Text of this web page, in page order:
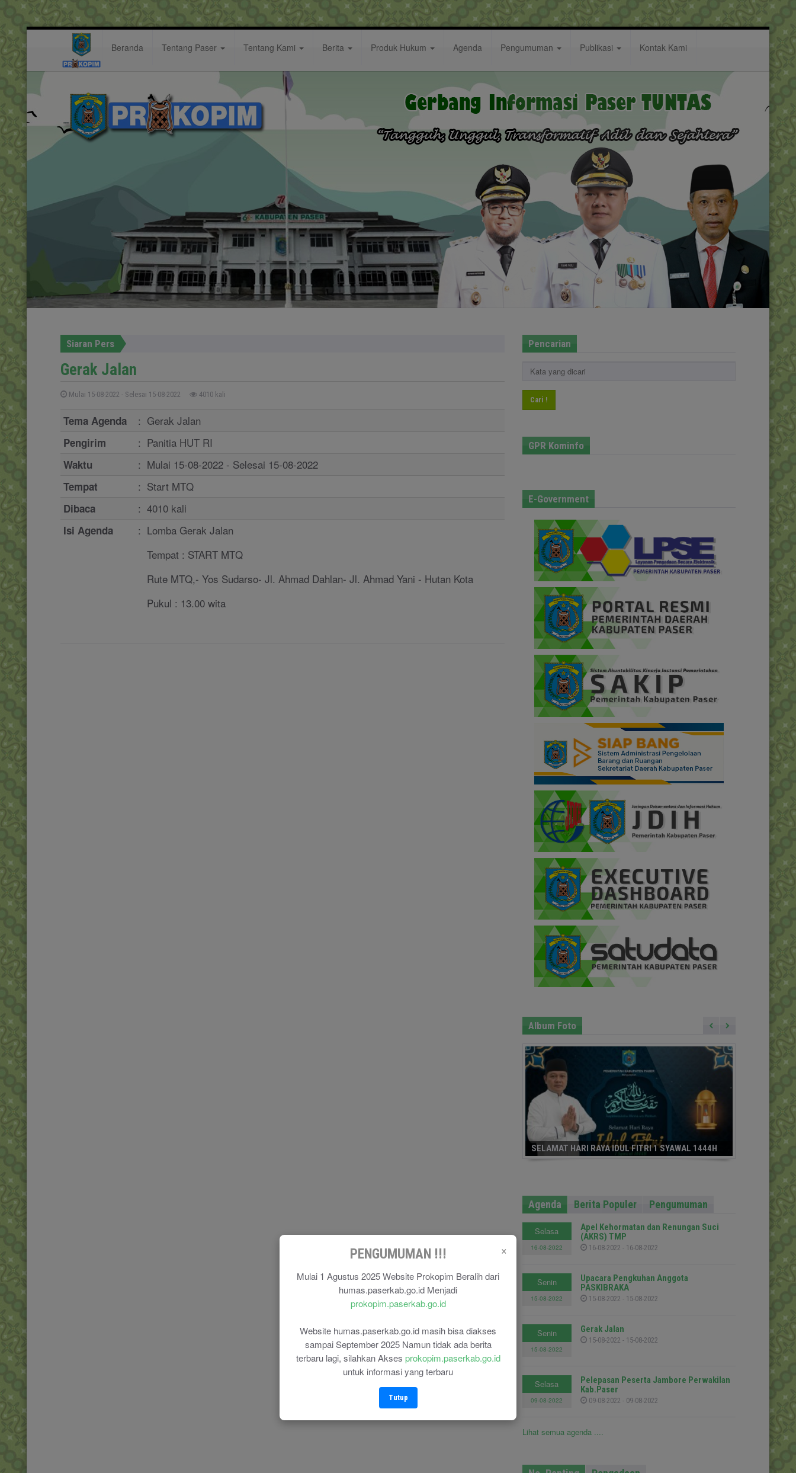
×
PENGUMUMAN !!!
Mulai 1 Agustus 2025 Website Prokopim Beralih dari
humas.paserkab.go.id Menjadi
prokopim.paserkab.go.id
Website humas.paserkab.go.id masih bisa diakses
sampai September 2025 Namun tidak ada berita
terbaru lagi, silahkan Akses prokopim.paserkab.go.id
untuk informasi yang terbaru
Tutup
Beranda Tentang Paser Tentang Kami Berita Produk Hukum Agenda Pengumuman Publikasi Kontak Kami
Berita:
Siaran Pers
Gerak Jalan
Mulai 15-08-2022 - Selesai 15-08-2022 4010 kali
Tema Agenda : Gerak Jalan
Pengirim : Panitia HUT RI
Waktu : Mulai 15-08-2022 - Selesai 15-08-2022
Tempat : Start MTQ
Dibaca : 4010 kali
Isi Agenda : Lomba Gerak Jalan
Tempat : START MTQ
Rute MTQ,- Yos Sudarso- Jl. Ahmad Dahlan- Jl. Ahmad Yani - Hutan Kota
Pukul : 13.00 wita
Pencarian
Cari !
GPR Kominfo
E-Government
Album Foto
SELAMAT HARI RAYA IDUL FITRI 1 SYAWAL 1444H
Agenda Berita Populer Pengumuman
Selasa
16-08-2022
Apel Kehormatan dan Renungan Suci
(AKRS) TMP
16-08-2022 - 16-08-2022
Senin
15-08-2022
Upacara Pengkuhan Anggota
PASKIBRAKA
15-08-2022 - 15-08-2022
Senin
15-08-2022
Gerak Jalan
15-08-2022 - 15-08-2022
Selasa
09-08-2022
Pelepasan Peserta Jambore Perwakilan
Kab.Paser
09-08-2022 - 09-08-2022
Lihat semua agenda ....